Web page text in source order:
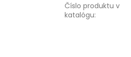
Číslo produktu v
katalógu: